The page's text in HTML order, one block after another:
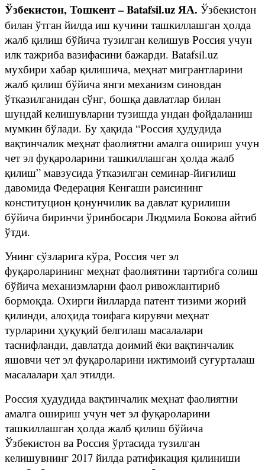
Ўзбекистон, Тошкент – Batafsil.uz ЯА. Ўзбекистон
билан ўтган йилда иш кучини ташкиллашган ҳолда
жалб қилиш бўйича тузилган келишув Россия учун
илк тажриба вазифасини бажарди. Batafsil.uz
мухбири хабар қилишича, меҳнат мигрантларини
жалб қилиш бўйича янги механизм синовдан
ўтказилганидан сўнг, бошқа давлатлар билан
шундай келишувларни тузишда ундан фойдаланиш
мумкин бўлади. Бу ҳақида “Россия ҳудудида
вақтинчалик меҳнат фаолиятни амалга ошириш учун
чет эл фуқароларини ташкиллашган ҳолда жалб
қилиш” мавзусида ўтказилган семинар-йиғилиш
давомида Федерация Кенгаши раисининг
конституцион қонунчилик ва давлат қурилиши
бўйича биринчи ўринбосари Людмила Бокова айтиб
ўтди.
Унинг сўзларига кўра, Россия чет эл
фуқароларининг меҳнат фаолиятини тартибга солиш
бўйича механизмларни фаол ривожлантириб
бормоқда. Охирги йилларда патент тизими жорий
қилинди, алоҳида тоифага кирувчи меҳнат
турларини ҳуқуқий белгилаш масалалари
таснифланди, давлатда доимий ёки вақтинчалик
яшовчи чет эл фуқароларини ижтимоий суғурталаш
масалалари ҳал этилди.
Россия ҳудудида вақтинчалик меҳнат фаолиятни
амалга ошириш учун чет эл фуқароларини
ташкиллашган ҳолда жалб қилиш бўйича
Ўзбекистон ва Россия ўртасида тузилган
келишувнинг 2017 йилда ратификация қилиниши